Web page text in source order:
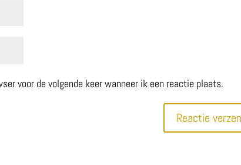
voor de volgende keer wanneer ik een reactie plaats.